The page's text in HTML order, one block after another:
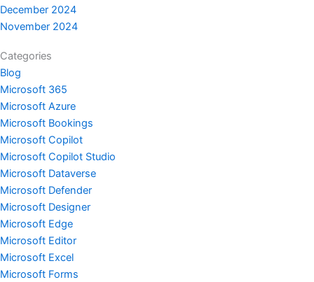
December 2024
November 2024
Categories
Blog
Microsoft 365
Microsoft Azure
Microsoft Bookings
Microsoft Copilot
Microsoft Copilot Studio
Microsoft Dataverse
Microsoft Defender
Microsoft Designer
Microsoft Edge
Microsoft Editor
Microsoft Excel
Microsoft Forms